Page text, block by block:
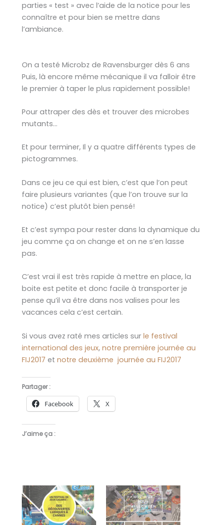
parties « test » avec l’aide de la notice pour les
connaître et pour bien se mettre dans
l’ambiance.
On a testé Microbz de Ravensburger dès 6 ans
Puis, là encore même mécanique il va falloir être
le premier à taper le plus rapidement possible!
Pour attraper des dès et trouver des microbes
mutants…
Et pour terminer, Il y a quatre différents types de
pictogrammes.
Dans ce jeu ce qui est bien, c’est que l’on peut
faire plusieurs variantes (que l’on trouve sur la
notice) c’est plutôt bien pensé!
Et c’est sympa pour rester dans la dynamique du
jeu comme ça on change et on ne s’en lasse
pas.
C’est vrai il est très rapide à mettre en place, la
boite est petite et donc facile à transporter je
pense qu’il va être dans nos valises pour les
vacances cela c’est certain.
Si vous avez raté mes articles sur le festival
international des jeux, notre première journée au
FIJ2017 et notre deuxième journée au FIJ2017
Partager :
Facebook X
J’aime ça :